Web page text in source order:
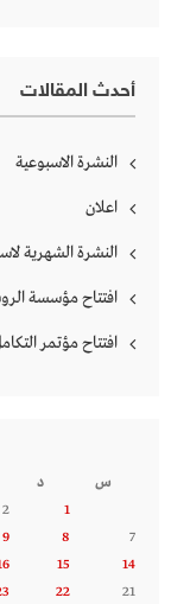
أحدث المقالات
النشرة الاسبوعية
اعلان
النشرة الشهرية
افتتاح مؤسسة
افتتاح مؤتمر
س
د
1
2
7
8
9
14
15
21
22